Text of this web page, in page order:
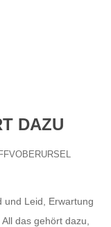
DAZU
FFVOBERURSEL
und Leid, Erwartung
das gehört dazu,